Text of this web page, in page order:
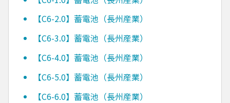
【C6-2.0】蓄電池（長州産業）
【C6-3.0】蓄電池（長州産業）
【C6-4.0】蓄電池（長州産業）
【C6-5.0】蓄電池（長州産業）
【C6-6.0】蓄電池（長州産業）